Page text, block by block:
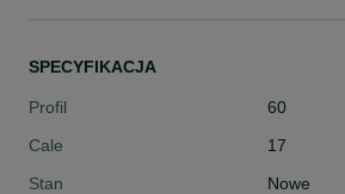
SPECYFIKACJA
Profil
60
Cale
17
Stan
Nowe